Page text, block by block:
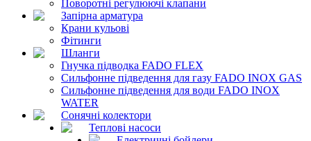
Поворотні регулюючі клапани
Запірна арматура
Крани кульові
Фітинги
Шланги
Гнучка підводка FADO FLEX
Сильфонне підведення для газу FADO INOX GAS
Сильфонне підведення для води FADO INOX
WATER
Сонячні колектори
Теплові насоси